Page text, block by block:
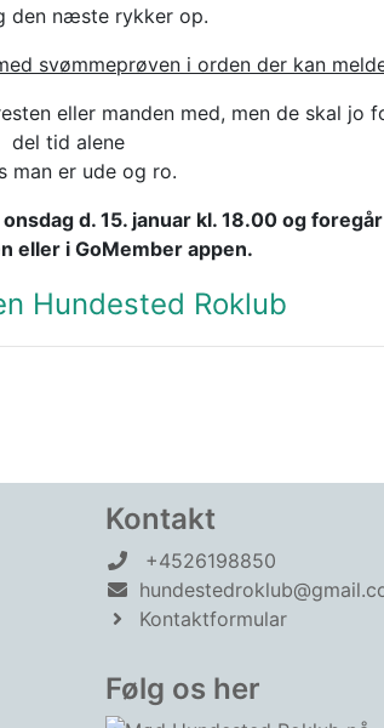
den næste rykker op.
svømmeprøven i orden der kan
eller manden med, men de skal jo
del tid alene
man er ude og ro.
d. 15. januar kl. 18.00 og
eller i GoMember appen.
Hundested Roklub
Kontakt
+4526198850
Kontaktformular
Følg os her